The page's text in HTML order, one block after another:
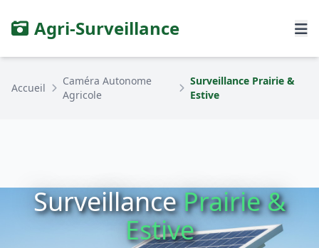
Agri-Surveillance
Accueil
Caméra Autonome
Agricole
Surveillance Prairie &
Estive
SurveillancePrairie &
Estive